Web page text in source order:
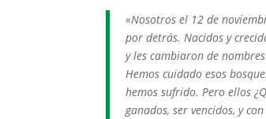
«Nosotros el 12 de
por detrás. Nacidos y
y les cambiaron de
Hemos cuidado esos
hemos sufrido. Pero ellos
ganados, ser vencidos, y